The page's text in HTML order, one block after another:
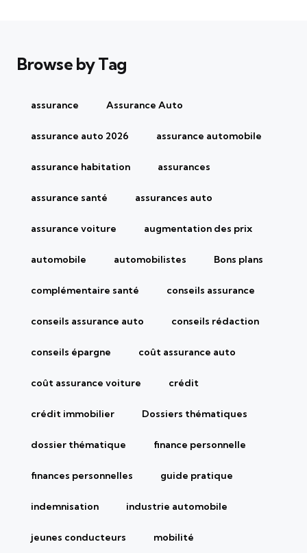
Browse by Tag
assurance Assurance Auto
assurance auto 2026 assurance automobile
assurance habitation assurances
assurance santé assurances auto
assurance voiture augmentation des prix
automobile automobilistes Bons plans
complémentaire santé conseils assurance
conseils assurance auto conseils rédaction
conseils épargne coût assurance auto
coût assurance voiture crédit
crédit immobilier Dossiers thématiques
dossier thématique finance personnelle
finances personnelles guide pratique
indemnisation industrie automobile
jeunes conducteurs mobilité